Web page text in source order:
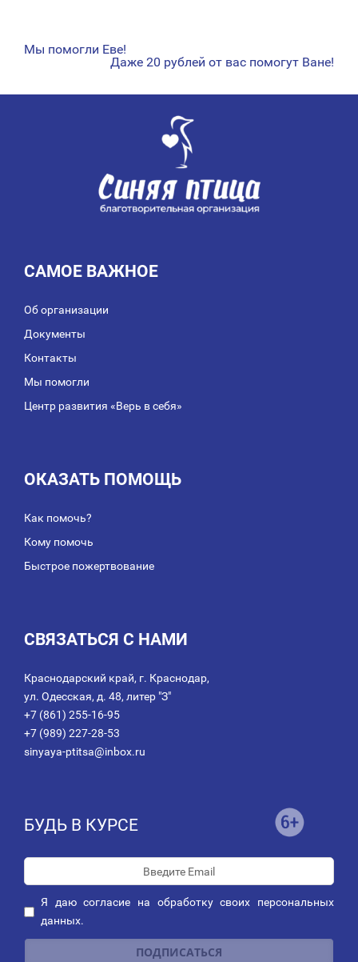
НАВИГАЦИЯ
Мы помогли Еве!
Даже 20 рублей от вас помогут Ване!
САМОЕ ВАЖНОЕ
Об организации
Документы
Контакты
Мы помогли
Центр развития «Верь в себя»
ОКАЗАТЬ ПОМОЩЬ
Как помочь?
Кому помочь
Быстрое пожертвование
СВЯЗАТЬСЯ С НАМИ
Краснодарский край, г. Краснодар,
ул. Одесская, д. 48, литер "З"
+7 (861) 255-16-95
+7 (989) 227-28-53
sinyaya-ptitsa@inbox.ru
БУДЬ В КУРСЕ
Я даюсогласие на обработку своих персональных
данных.